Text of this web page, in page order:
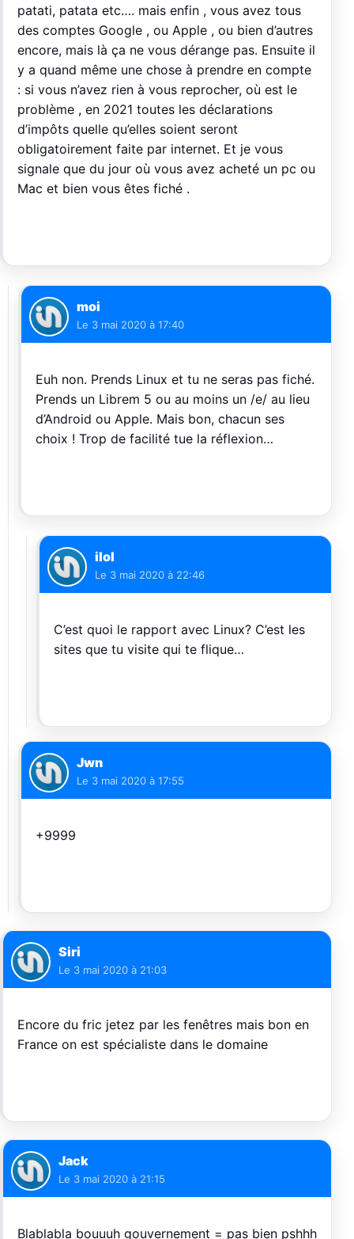
patati, patata etc…. mais enfin , vous avez tous
des comptes Google , ou Apple , ou bien d’autres
encore, mais là ça ne vous dérange pas. Ensuite il
y a quand même une chose à prendre en compte
: si vous n’avez rien à vous reprocher, où est le
problème , en 2021 toutes les déclarations
d’impôts quelle qu’elles soient seront
obligatoirement faite par internet. Et je vous
signale que du jour où vous avez acheté un pc ou
Mac et bien vous êtes fiché .
moi
Le 3 mai 2020 à 17:40
Euh non. Prends Linux et tu ne seras pas fiché.
Prends un Librem 5 ou au moins un /e/ au lieu
d’Android ou Apple. Mais bon, chacun ses
choix ! Trop de facilité tue la réflexion…
ilol
Le 3 mai 2020 à 22:46
C’est quoi le rapport avec Linux? C’est les
sites que tu visite qui te flique…
Jwn
Le 3 mai 2020 à 17:55
+9999
Siri
Le 3 mai 2020 à 21:03
Encore du fric jetez par les fenêtres mais bon en
France on est spécialiste dans le domaine
Jack
Le 3 mai 2020 à 21:15
Blablabla bouuuh gouvernement = pas bien pshhh